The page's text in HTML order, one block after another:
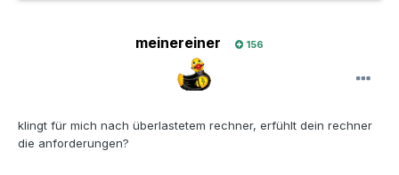
meinereiner 156
klingt für mich nach überlastetem rechner, erfühlt dein rechner
die anforderungen?